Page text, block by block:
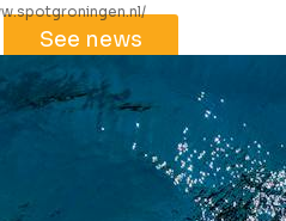
Leaflet | ©JawgMaps©OpenStreetMap
See news